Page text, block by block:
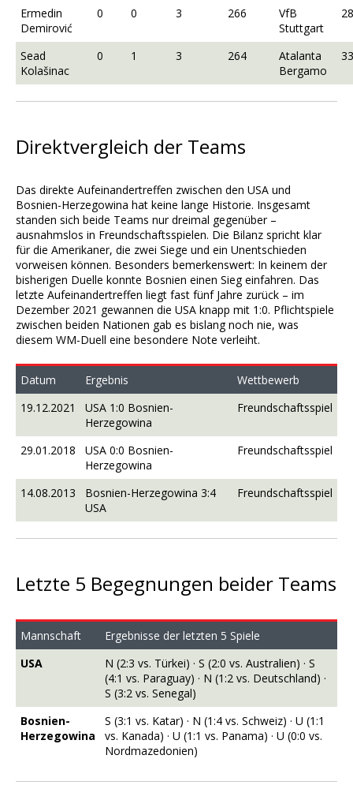
Ermedin
Demirović
0 0 3 266
VfB
Stuttgart
28
Sead
Kolašinac
0 1 3 264
Atalanta
Bergamo
33
Direktvergleich der Teams
Das direkte Aufeinandertreffen zwischen den USA und
Bosnien-Herzegowina hat keine lange Historie. Insgesamt
standen sich beide Teams nur dreimal gegenüber –
ausnahmslos in Freundschaftsspielen. Die Bilanz spricht klar
für die Amerikaner, die zwei Siege und ein Unentschieden
vorweisen können. Besonders bemerkenswert: In keinem der
bisherigen Duelle konnte Bosnien einen Sieg einfahren. Das
letzte Aufeinandertreffen liegt fast fünf Jahre zurück – im
Dezember 2021 gewannen die USA knapp mit 1:0. Pflichtspiele
zwischen beiden Nationen gab es bislang noch nie, was
diesem WM-Duell eine besondere Note verleiht.
Datum Ergebnis
Wettbewerb
19.12.2021
USA 1:0 Bosnien-
Herzegowina
Freundschaftsspiel
29.01.2018
USA 0:0 Bosnien-
Herzegowina
Freundschaftsspiel
14.08.2013
Bosnien-Herzegowina 3:4
USA
Freundschaftsspiel
Letzte 5 Begegnungen beider Teams
Mannschaft
Ergebnisse der letzten 5 Spiele
USA
N (2:3 vs. Türkei) · S (2:0 vs. Australien) · S
(4:1 vs. Paraguay) · N (1:2 vs. Deutschland) ·
S (3:2 vs. Senegal)
Bosnien-
Herzegowina
S (3:1 vs. Katar) · N (1:4 vs. Schweiz) · U (1:1
vs. Kanada) · U (1:1 vs. Panama) · U (0:0 vs.
Nordmazedonien)